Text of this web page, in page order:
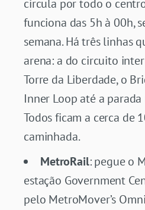
circula por todo o
funciona das 5h à 00h,
semana. Há três linhas
arena: a do circuito
Torre da Liberdade, o
Inner Loop até a
Todos ficam a cerca de
caminhada.
MetroRail: pegue o
estação Government
pelo MetroMover’s